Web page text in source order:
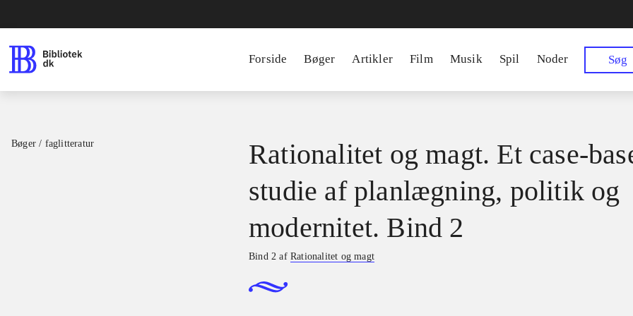
Forside Bøger Artikler Film Musik Spil Noder Søg
Bøger / faglitteratur
Rationalitet og magt. Et case-
studie af planlægning, politik og
modernitet. Bind 2
Bind 2 afRationalitet og magt